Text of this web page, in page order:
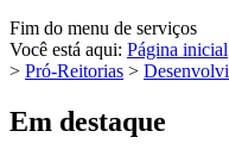
Fim do menu de serviços
Você está aqui: Página inicial
> Pró-Reitorias >
Em destaque